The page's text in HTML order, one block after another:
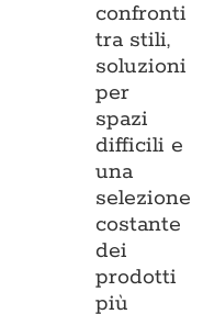
confronti
tra stili,
soluzioni
per
spazi
difficili e
una
selezione
costante
dei
prodotti
più